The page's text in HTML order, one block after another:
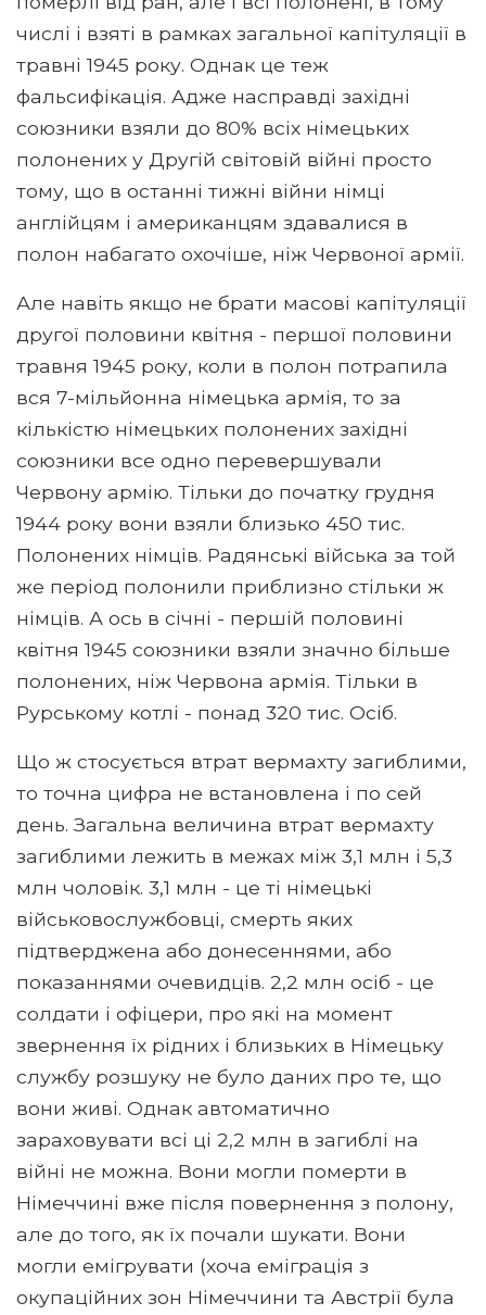
числі і взяті в рамках загальної капітуляції в
травні 1945 року. Однак це теж
фальсифікація. Адже насправді західні
союзники взяли до 80% всіх німецьких
полонених у Другій світовій війні просто
тому, що в останні тижні війни німці
англійцям і американцям здавалися в
полон набагато охочіше, ніж Червоної армії.
Але навіть якщо не брати масові капітуляції
другої половини квітня - першої половини
травня 1945 року, коли в полон потрапила
вся 7-мільйонна німецька армія, то за
кількістю німецьких полонених західні
союзники все одно перевершували
Червону армію. Тільки до початку грудня
1944 року вони взяли близько 450 тис.
Полонених німців. Радянські війська за той
же період полонили приблизно стільки ж
німців. А ось в січні - першій половині
квітня 1945 союзники взяли значно більше
полонених, ніж Червона армія. Тільки в
Рурському котлі - понад 320 тис. Осіб.
Що ж стосується втрат вермахту загиблими,
то точна цифра не встановлена ​​і по сей
день. Загальна величина втрат вермахту
загиблими лежить в межах між 3,1 млн і 5,3
млн чоловік. 3,1 млн - це ті німецькі
військовослужбовці, смерть яких
підтверджена або донесеннями, або
показаннями очевидців. 2,2 млн осіб - це
солдати і офіцери, про які на момент
звернення їх рідних і близьких в Німецьку
службу розшуку не було даних про те, що
вони живі. Однак автоматично
зараховувати всі ці 2,2 млн в загиблі на
війні не можна. Вони могли померти в
Німеччині вже після повернення з полону,
але до того, як їх почали шукати. Вони
могли емігрувати (хоча еміграція з
окупаційних зон Німеччини та Австрії була